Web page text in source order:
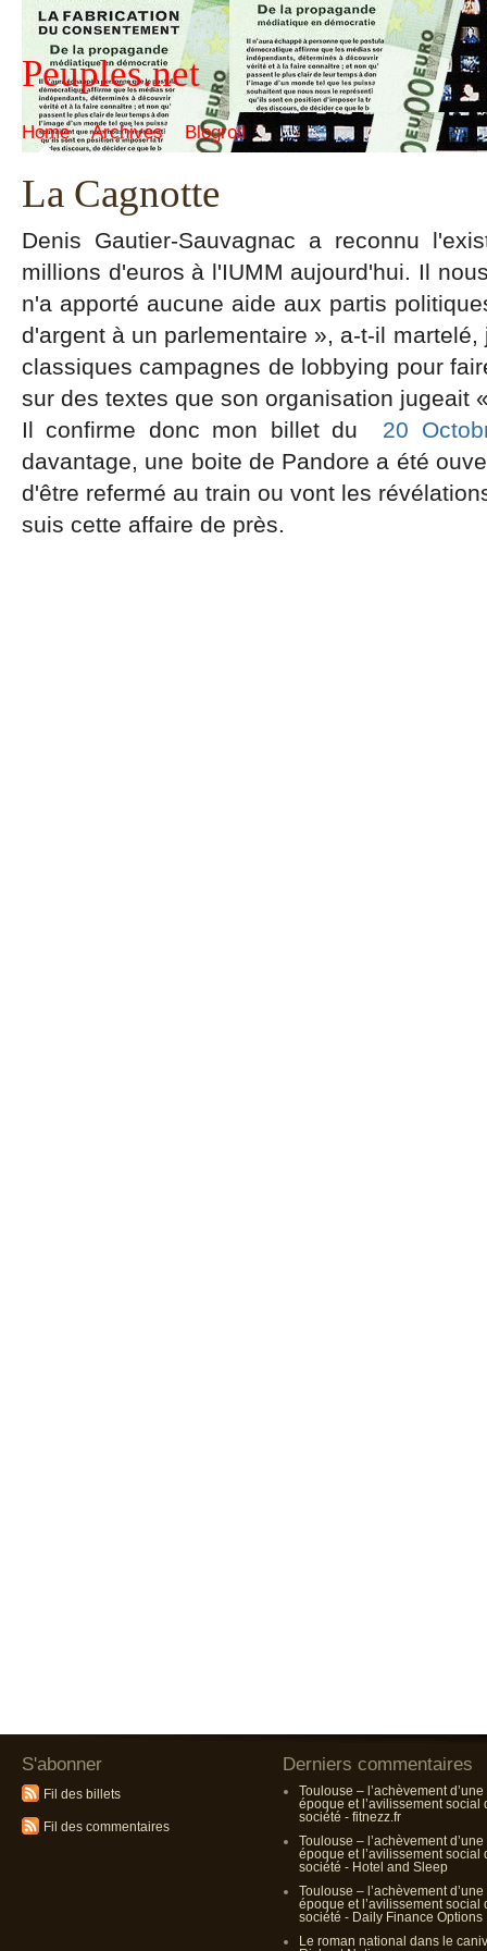
Peuples.net
Home Archives Blogroll
La Cagnotte
Denis Gautier-Sauvagnac a reconnu
millions d'euros à l'IUMM aujourd'hui. Il
n'a apporté aucune aide aux partis
d'argent à un parlementaire », a-t-il martelé,
classiques campagnes de lobbying pour
sur des textes que son organisation jugeait
Il confirme donc mon billet du 20
davantage, une boite de Pandore a été
d'être refermé au train ou vont les
suis cette affaire de près.
S'abonner
Fil des billets
Fil des commentaires
Derniers commentaires
Toulouse – l’achèvement d’une
époque et l’avilissement social
société - fitnezz.fr
Toulouse – l’achèvement d’une
époque et l’avilissement social
société - Hotel and Sleep
Toulouse – l’achèvement d’une
époque et l’avilissement social
société - Daily Finance Options
Le roman national dans le